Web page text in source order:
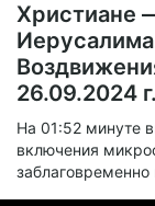
Христиане
26.09.2024 г.
На 01:52 минуте
включения
заблаговременно